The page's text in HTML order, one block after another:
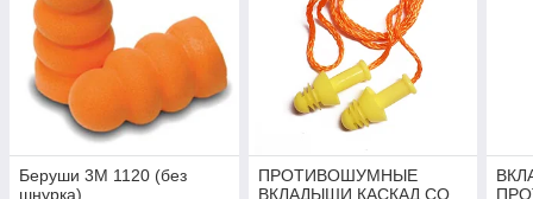
Беруши 3М 1120 (без
шнурка)
ПРОТИВОШУМНЫЕ
ВКЛАДЫШИ КАСКАД СО